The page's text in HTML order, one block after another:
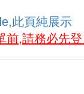
此頁純展示
前,請務必先